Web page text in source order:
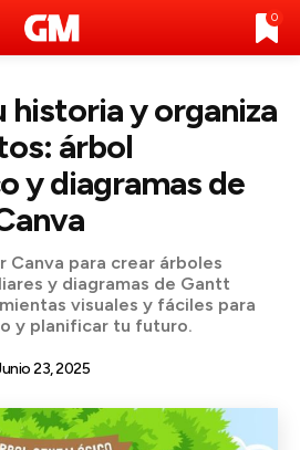
0
historia y organiza
árbol
y diagramas de
Canva para crear árboles
y diagramas de Gantt
visuales y fáciles para
y planificar tu futuro.
23, 2025